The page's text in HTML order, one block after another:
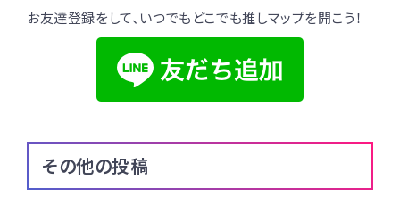
お友達登録をして、いつでもどこでも推しマップを開こう！
その他の投稿